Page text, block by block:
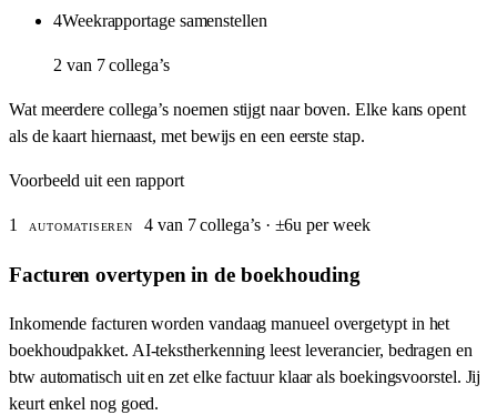
4Weekrapportage samenstellen
2 van 7 collega’s
Wat meerdere collega’s noemen stijgt naar boven. Elke kans opent
als de kaart hiernaast, met bewijs en een eerste stap.
Voorbeeld uit een rapport
1 AUTOMATISEREN 4 van 7 collega’s · ±6u per week
Facturen overtypen in de boekhouding
Inkomende facturen worden vandaag manueel overgetypt in het
boekhoudpakket. AI-tekstherkenning leest leverancier, bedragen en
btw automatisch uit en zet elke factuur klaar als boekingsvoorstel. Jij
keurt enkel nog goed.